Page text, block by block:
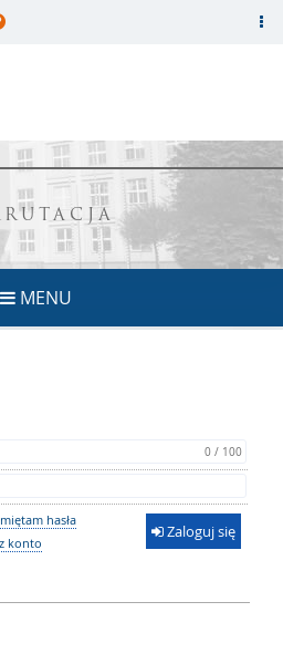
MENU
0 / 100
hasła
konto
Zaloguj się